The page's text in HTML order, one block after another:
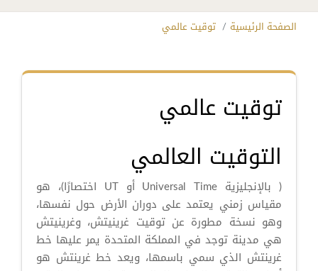
الصفحة الرئيسية توقيت عالمي
توقيت عالمي
التوقيت العالمي
( بالإنجليزية Universal Time أو UT اختصارًا)، هو
مقياس زمني يعتمد على دوران الأرض حول نفسها،
وهو نسخة مطورة عن توقيت غرينيتش، وغرينيتش
هي مدينة توجد في المملكة المتحدة يمر عليها خط
غرينتش الذي سمي باسمها، ويعد خط غرينتش هو